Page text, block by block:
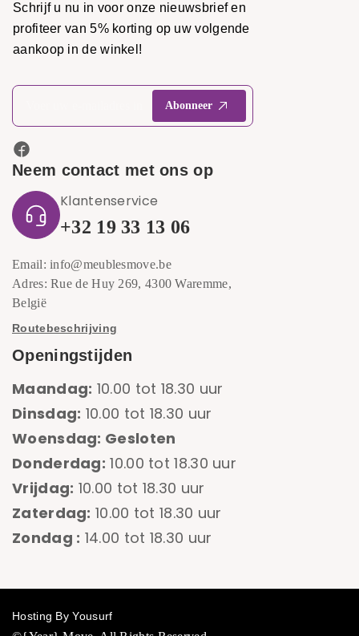
Schrijf u nu in voor onze nieuwsbrief en
profiteer van 5% korting op uw volgende
aankoop in de winkel!
Neem contact met ons op
Klantenservice
+32 19 33 13 06
Email: info@meublesmove.be
Adres: Rue de Huy 269, 4300 Waremme,
België
Routebeschrijving
Openingstijden
Maandag: 10.00 tot 18.30 uur
Dinsdag: 10.00 tot 18.30 uur
Woensdag: Gesloten
Donderdag: 10.00 tot 18.30 uur
Vrijdag: 10.00 tot 18.30 uur
Zaterdag: 10.00 tot 18.30 uur
Zondag : 14.00 tot 18.30 uur
Hosting By Yousurf